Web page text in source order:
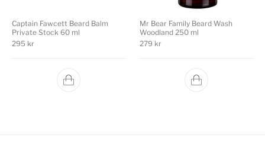
Captain Fawcett Beard Balm
Private Stock 60 ml
295 kr
Mr Bear Family Beard Wash
Woodland 250 ml
279 kr